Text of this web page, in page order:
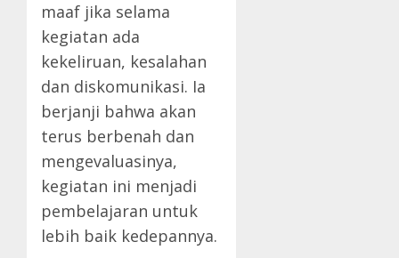
maaf jika selama
kegiatan ada
kekeliruan, kesalahan
dan diskomunikasi. Ia
berjanji bahwa akan
terus berbenah dan
mengevaluasinya,
kegiatan ini menjadi
pembelajaran untuk
lebih baik kedepannya.